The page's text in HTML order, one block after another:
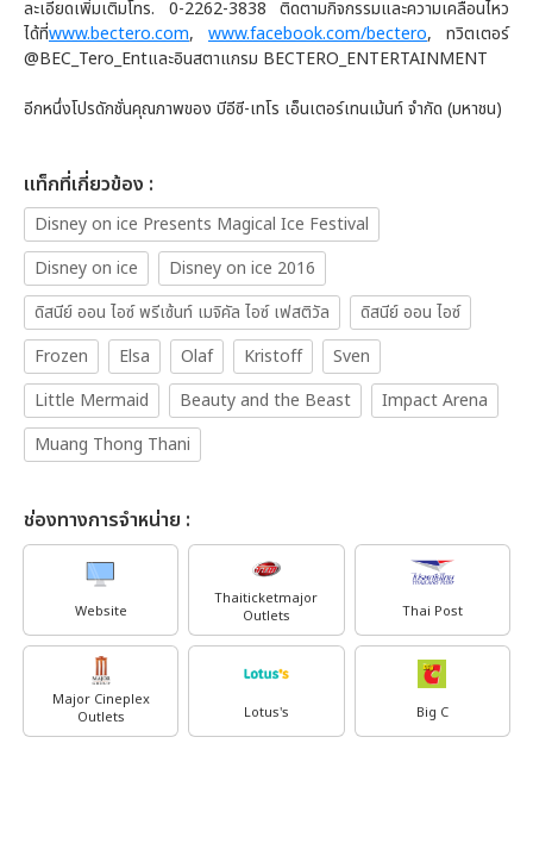
ละเอียดเพิ่มเติมโทร. 0-2262-3838 ติดตามกิจกรรมและความเคลื่อนไหว
ได้ที่www.bectero.com, www.facebook.com/bectero, ทวิตเตอร์
@BEC_Tero_Entและอินสตาแกรม BECTERO_ENTERTAINMENT
อีกหนึ่งโปรดักชั่นคุณภาพของ บีอีซี-เทโร เอ็นเตอร์เทนเม้นท์ จำกัด (มหาชน)
เเท็กที่เกี่ยวข้อง :
Disney on ice Presents Magical Ice Festival
Disney on ice
Disney on ice 2016
ดิสนีย์ ออน ไอซ์ พรีเซ้นท์ เมจิคัล ไอซ์ เฟสติวัล
ดิสนีย์ ออน ไอซ์
Frozen
Elsa Olaf Kristoff
Sven
Little Mermaid
Beauty and the Beast
Impact Arena
Muang Thong Thani
ช่องทางการจำหน่าย :
Website
Thaiticketmajor
Outlets
Thai Post
Major Cineplex
Outlets
Lotus's Big C